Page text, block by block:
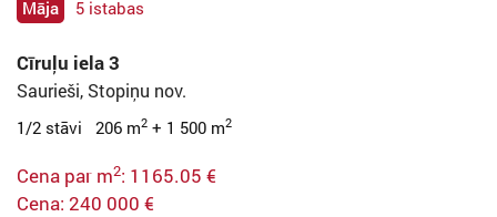
Māja 5 istabas
Cīruļu iela 3
Saurieši, Stopiņu nov.
1/2 stāvi 206 m2 + 1 500 m2
Cena par m2: 1165.05 €
Cena: 240 000 €